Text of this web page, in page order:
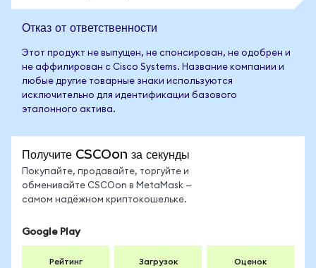
Отказ от ответственности
Этот продукт не выпущен, не спонсирован, не одобрен и
не аффилирован с Cisco Systems. Название компании и
любые другие товарные знаки используются
исключительно для идентификации базового
эталонного актива.
Получите CSCOon за секунды
Покупайте, продавайте, торгуйте и
обменивайте CSCOon в MetaMask —
самом надёжном криптокошельке.
Google Play
Рейтинг Загрузок Оценок